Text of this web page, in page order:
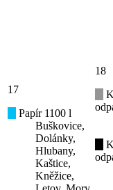
17
Papír 1100 l
Buškovice,
Dolánky,
Hlubany,
Kaštice,
Kněžice,
18